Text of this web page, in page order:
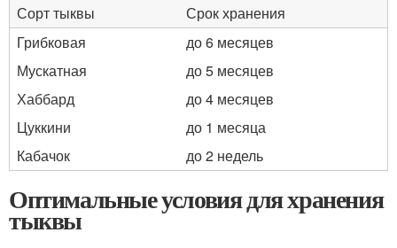
Сорт тыквы
Срок хранения
Грибковая
до 6 месяцев
Мускатная
до 5 месяцев
Хаббард
до 4 месяцев
Цуккини
до 1 месяца
Кабачок
до 2 недель
Оптимальные условия для хранения
тыквы